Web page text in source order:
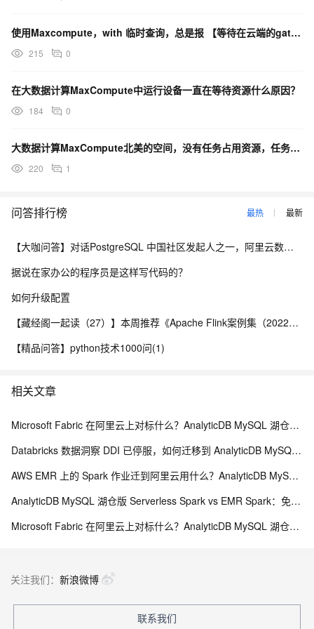
使用Maxcompute，with 临时查询，总是报 【等待在云端的gateway资源】什么原因？
215 0
在大数据计算MaxCompute中运行设备一直在等待资源什么原因？
184 0
大数据计算MaxCompute北美的空间，没有任务占用资源，任务却一直等待中是为什么？
220 1
问答排行榜 最热 最新
【大咖问答】对话PostgreSQL 中国社区发起人之一，阿里云数据库高级专家 德哥
据说在家办公的程序员是这样写代码的？
如何升级配置
【藏经阁一起读（27）】本周推荐《Apache Flink案例集（2022版）》，你有哪些心得？
【精品问答】python技术1000问(1)
相关文章
Microsoft Fabric 在阿里云上对标什么？AnalyticDB MySQL 湖仓一体统一分析方案
Databricks 数据洞察 DDI 已停服，如何迁移到 AnalyticDB MySQL 湖仓版
AWS EMR 上的 Spark 作业迁到阿里云用什么？AnalyticDB MySQL 湖仓版 Serverless Spark 免运维替代方案
AnalyticDB MySQL 湖仓版 Serverless Spark vs EMR Spark：免运维、弹性与成本全维度对比
Microsoft Fabric 在阿里云上对标什么？AnalyticDB MySQL 湖仓一体统一分析方案
关注我们： 新浪微博
联系我们